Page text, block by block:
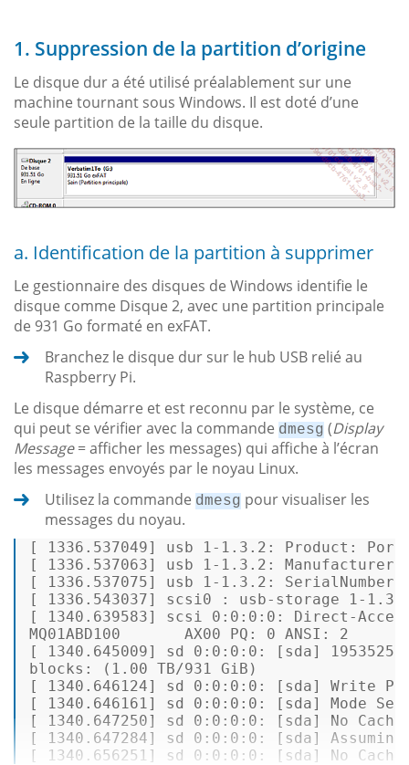
1. Suppression de la partition d’origine
Le disque dur a été utilisé préalablement sur une
machine tournant sous Windows. Il est doté d’une
seule partition de la taille du disque.
a. Identification de la partition à supprimer
Le gestionnaire des disques de Windows identifie le
disque comme Disque 2, avec une partition principale
de 931 Go formaté en exFAT.
Branchez le disque dur sur le hub USB relié au
Raspberry Pi.
Le disque démarre et est reconnu par le système, ce
qui peut se vérifier avec la commande dmesg (Display
Message= afficher les messages) qui affiche à l’écran
les messages envoyés par le noyau Linux.
Utilisez la commande dmesg pour visualiser les
messages du noyau.
[ 1336.537049] usb 1-1.3.2: Product:
[
1336.537063] usb 1-1.3.2: Manufacturer:
[
1336.537075] usb 1-1.3.2: SerialNumber:
[
1336.543037] scsi0 : usb-storage 1-1.3
[
1340.639583] scsi 0:0:0:0:
Direct-
MQ01ABD100
AX00 PQ: 0 ANSI:
2
[
1340.645009] sd 0:0:0:0: [ sda]
blocks:
(1.00 TB/931 GiB)
[
1340.646124] sd 0:0:0:0: [ sda] Write
[
1340.646161] sd 0:0:0:0: [ sda] Mode
[
1340.647250] sd 0:0:0:0: [ sda] No
[
1340.647284] sd 0:0:0:0: [ sda ]
[
1340.656251 ] sd 0:0:0:0: [ sda ] No